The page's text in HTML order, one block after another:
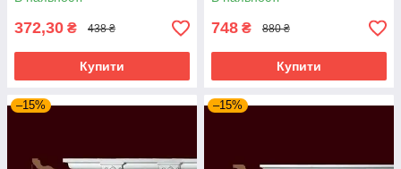
372,30 ₴ 438 ₴
Купити
748 ₴ 880 ₴
Купити
–15% –15%